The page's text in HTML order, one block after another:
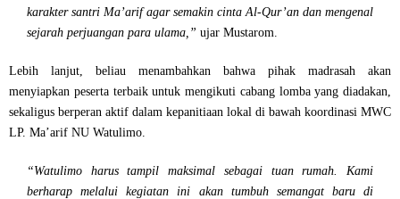
karakter santri Ma’arif agar semakin cinta Al-Qur’an dan mengenal
sejarah perjuangan para ulama,” ujar Mustarom.
Lebih lanjut, beliau menambahkan bahwa pihak madrasah akan
menyiapkan peserta terbaik untuk mengikuti cabang lomba yang diadakan,
sekaligus berperan aktif dalam kepanitiaan lokal di bawah koordinasi MWC
LP. Ma’arif NU Watulimo.
“Watulimo harus tampil maksimal sebagai tuan rumah. Kami
berharap melalui kegiatan ini akan tumbuh semangat baru di